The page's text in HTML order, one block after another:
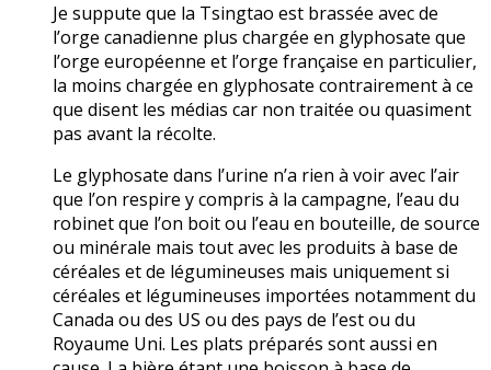
Je suppute que la Tsingtao est brassée avec de
l’orge canadienne plus chargée en glyphosate que
l’orge européenne et l’orge française en particulier,
la moins chargée en glyphosate contrairement à ce
que disent les médias car non traitée ou quasiment
pas avant la récolte.
Le glyphosate dans l’urine n’a rien à voir avec l’air
que l’on respire y compris à la campagne, l’eau du
robinet que l’on boit ou l’eau en bouteille, de source
ou minérale mais tout avec les produits à base de
céréales et de légumineuses mais uniquement si
céréales et légumineuses importées notamment du
Canada ou des US ou des pays de l’est ou du
Royaume Uni. Les plats préparés sont aussi en